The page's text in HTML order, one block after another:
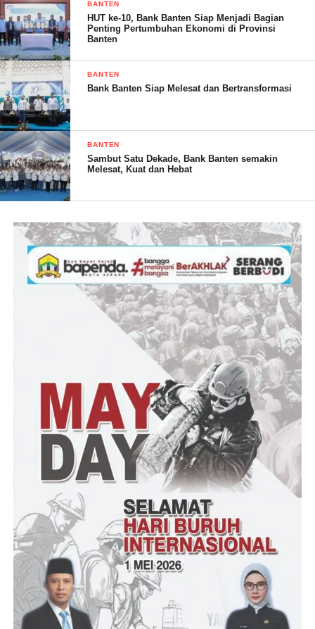
banyak Entrepeneur khususnya di tangsel.
Disela-sela kesibukanya sebagai Pebisnis dan Dosen Hukum
beliau mau meluangkan waktunya untuk berbagai ilmu dengan
masyarakat karena kepedulianya sangat tinggi terhadap
pertumbuhan ekonomi di Indonesia beliau mau menjadi wadah
produk UMKM tangsel untuk dipasarkan dan dijualkan di
kegiatan bazar Mini Expo dengan tema “Penguatan Ekosistem
Ekonomi Haji Indonesia” yang dilaksanakan pada :
Hari/Tanggal​​: Jumat-Sabtu 11-12 November 2022
Tempat​​: Asrama Haji, Pondok Gede Jakarta Timur Pinang Ranti.
BANTEN
HUT ke-10, Bank Banten Siap Menjadi Bagian
Penting Pertumbuhan Ekonomi di Provinsi
Banten
BANTEN
Bank Banten Siap Melesat dan Bertransformasi
BANTEN
Sambut Satu Dekade, Bank Banten semakin
Melesat, Kuat dan Hebat